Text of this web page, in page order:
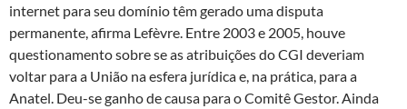
internet para seu domínio têm gerado uma disputa
permanente, afirma Lefèvre. Entre 2003 e 2005, houve
questionamento sobre se as atribuições do CGI deveriam
voltar para a União na esfera jurídica e, na prática, para a
Anatel. Deu-se ganho de causa para o Comitê Gestor. Ainda